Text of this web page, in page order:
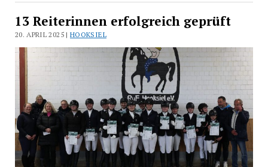
13 Reiterinnen erfolgreich geprüft
20. APRIL 2025 |HOOKSIEL